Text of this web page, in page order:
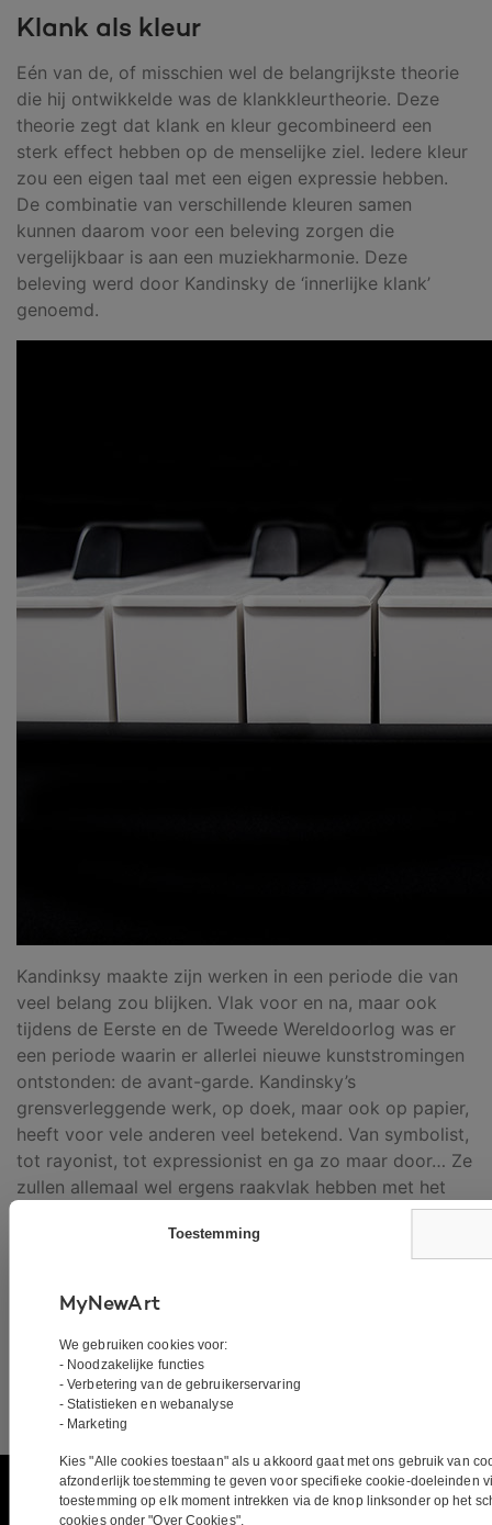
Klank als kleur
Eén van de, of misschien wel de belangrijkste theorie
die hij ontwikkelde was de klankkleurtheorie. Deze
theorie zegt dat klank en kleur gecombineerd een
sterk effect hebben op de menselijke ziel. Iedere kleur
zou een eigen taal met een eigen expressie hebben.
De combinatie van verschillende kleuren samen
kunnen daarom voor een beleving zorgen die
vergelijkbaar is aan een muziekharmonie. Deze
beleving werd door Kandinsky de ‘innerlijke klank’
genoemd.
Kandinksy maakte zijn werken in een periode die van
veel belang zou blijken. Vlak voor en na, maar ook
tijdens de Eerste en de Tweede Wereldoorlog was er
een periode waarin er allerlei nieuwe kunststromingen
ontstonden: de avant-garde. Kandinsky’s
grensverleggende werk, op doek, maar ook op papier,
heeft voor vele anderen veel betekend. Van symbolist,
tot rayonist, tot expressionist en ga zo maar door… Ze
zullen allemaal wel ergens raakvlak hebben met het
veelzijdige en controversiële werk van Kandinsky.
Maar zijn invloed klinkt door tot in de 21e eeuw, want
waar zou de abstracte kunst zijn zonder Wassily
Kandinsky?
Schilderijen
Toestemming
MyNewArt
We gebruiken cookies voor:
- Noodzakelijke functies
- Verbetering van de gebruikerservaring
- Statistieken en webanalyse
- Marketing
Kies "Alle cookies toestaan" als u akkoord gaat met ons gebruik van
afzonderlijk toestemming te geven voor specifieke cookie-doeleinden
toestemming op elk moment intrekken via de knop linksonder op het
cookies onder "Over Cookies".